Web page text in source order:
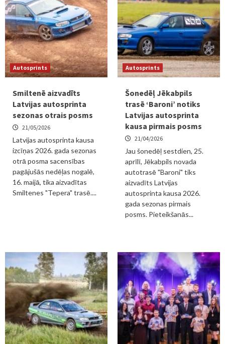
Autosprints
Smiltenē aizvadīts
Latvijas autosprinta
sezonas otrais posms
21/05/2026
Latvijas autosprinta kausa
izcīņas 2026. gada sezonas
otrā posma sacensības
pagājušās nedēļas nogalē,
16. maijā, tika aizvadītas
Smiltenes "Tepera" trasē....
Autosprints
Šonedēļ Jēkabpils
trasē ‘Baroni’ notiks
Latvijas autosprinta
kausa pirmais posms
21/04/2026
Jau šonedēļ sestdien, 25.
aprīlī, Jēkabpils novada
autotrasē "Baroni" tiks
aizvadīts Latvijas
autosprinta kausa 2026.
gada sezonas pirmais
posms. Pieteikšanās...